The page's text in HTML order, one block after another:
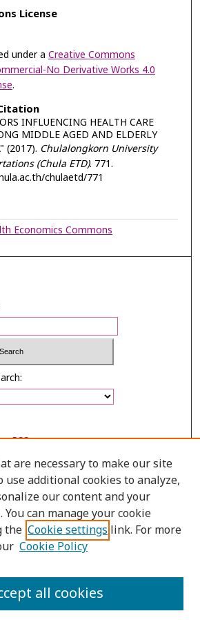
License
under a Creative Commons
No Derivative Works 4.0
.
INFLUENCING HEALTH CARE
MIDDLE AGED AND ELDERLY
(2017). Chulalongkorn University
(Chula ETD). 771.
chulaetd/771
Economics Commons
RSS
are necessary to make our site
use additional cookies to analyze,
our content and your
can manage your cookie
the Cookie settings link. For more
Cookie Policy
all cookies